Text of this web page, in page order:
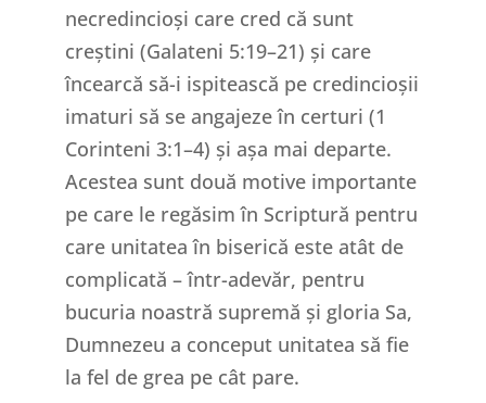
necredincioși care cred că sunt
creștini (Galateni 5:19–21) și care
încearcă să-i ispitească pe credincioșii
imaturi să se angajeze în certuri (1
Corinteni 3:1–4) și așa mai departe.
Acestea sunt două motive importante
pe care le regăsim în Scriptură pentru
care unitatea în biserică este atât de
complicată – într-adevăr, pentru
bucuria noastră supremă și gloria Sa,
Dumnezeu a conceput unitatea să fie
la fel de grea pe cât pare.